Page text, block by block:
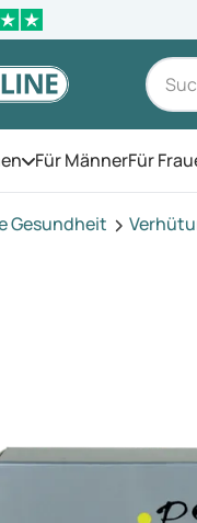
Öffnen Sie das Menü
Für MännerFür
Gesundheit